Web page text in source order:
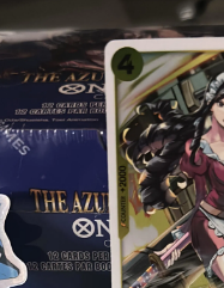
| Truenos Perdidos